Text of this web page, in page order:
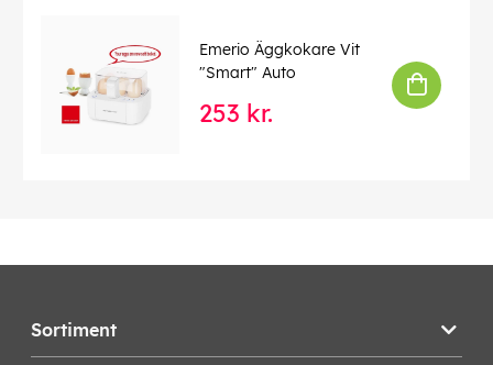
Emerio Äggkokare Vit
"Smart" Auto
253 kr.
Sortiment